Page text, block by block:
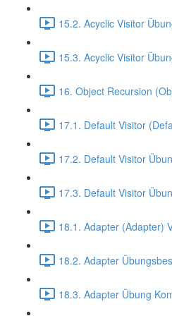
15.2. Acyclic Visitor
15.3. Acyclic Visitor
16. Object Recursion
17.1. Default Visitor
17.2. Default Visitor
17.3. Default Visitor
18.1. Adapter (Adapter)
18.2. Adapter
18.3. Adapter Übung